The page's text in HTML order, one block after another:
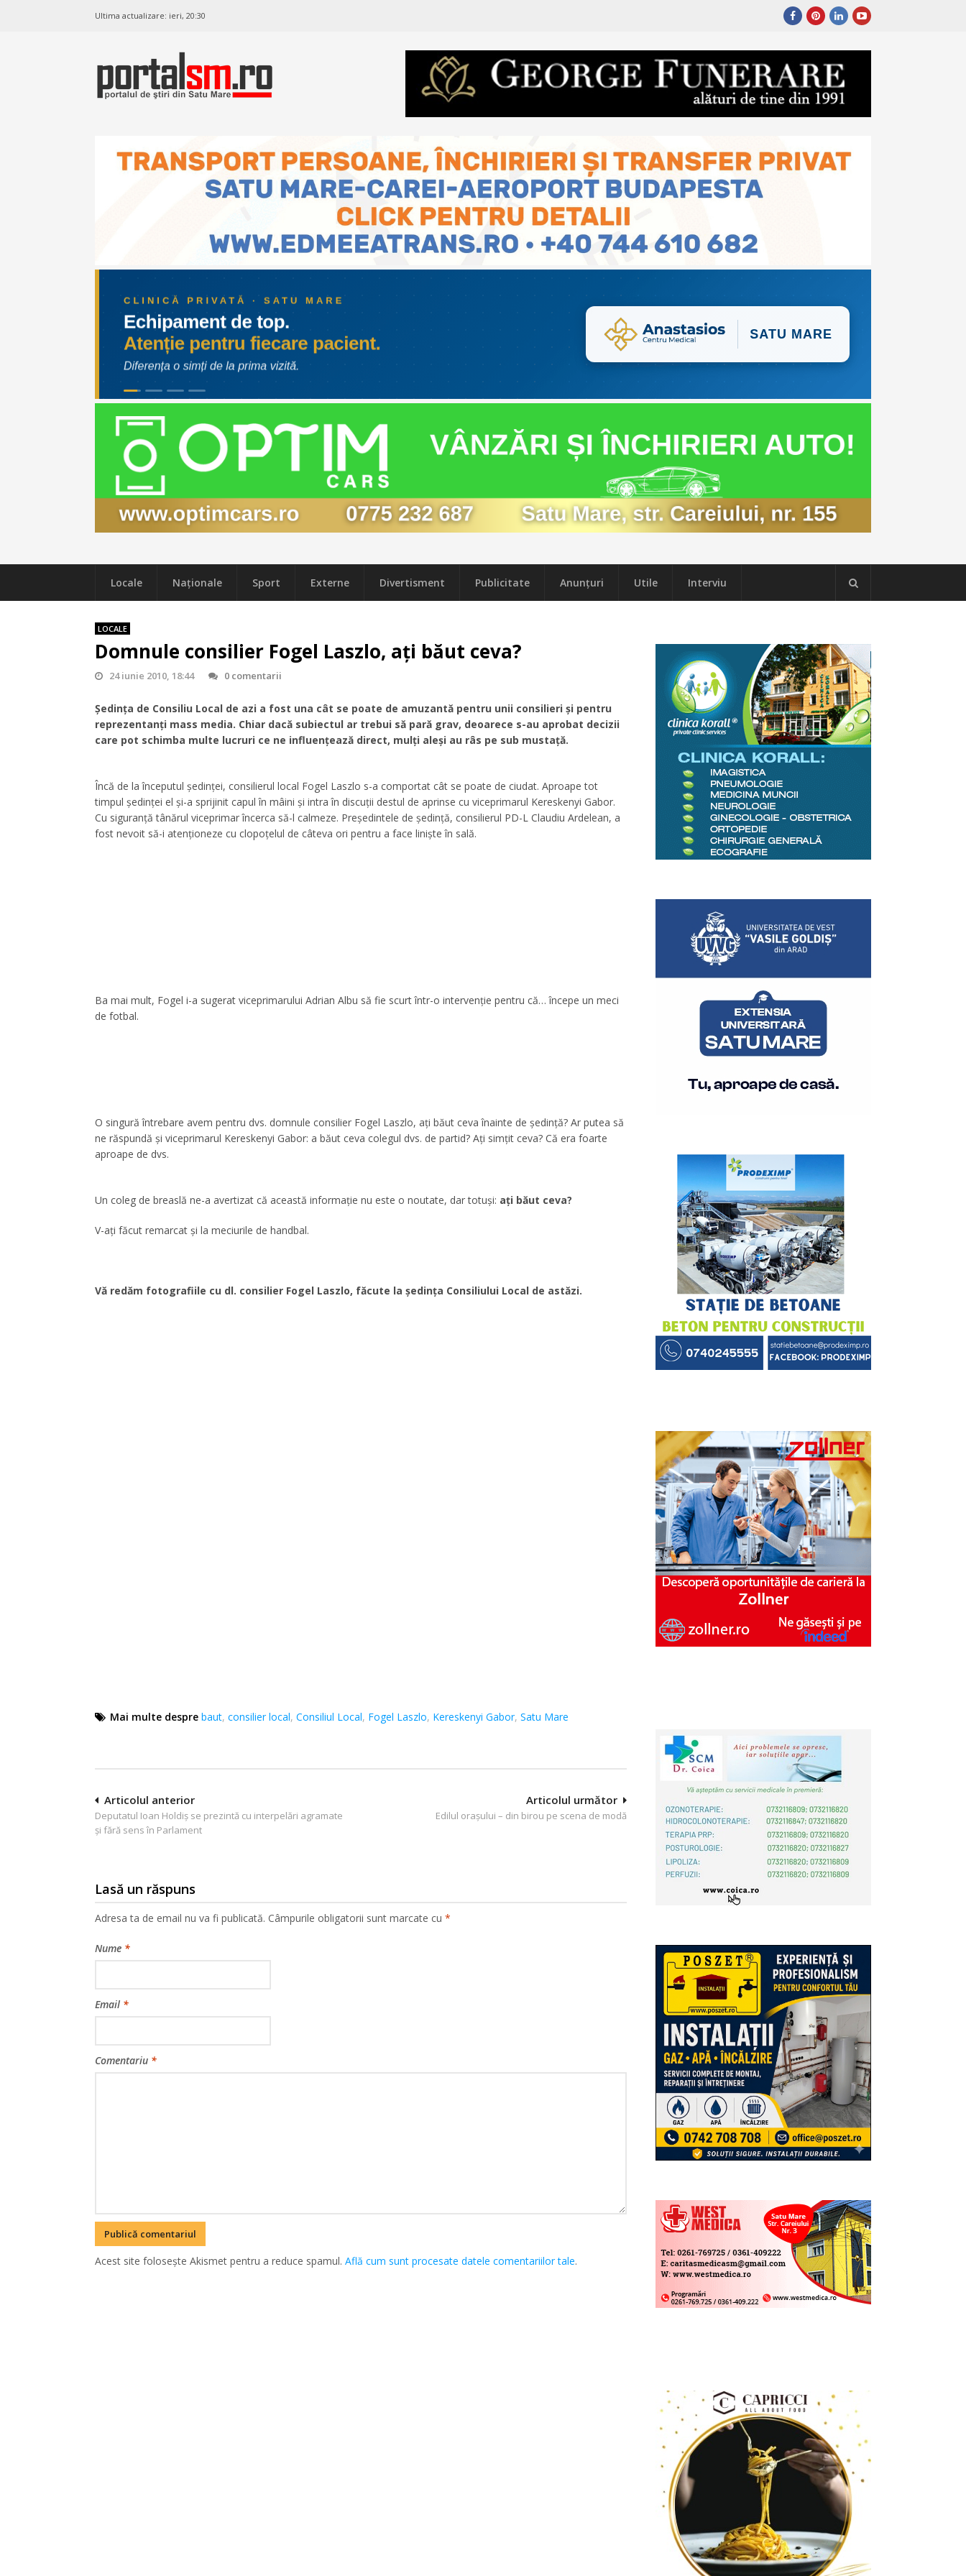
Ultima actualizare: ieri, 20:30
Locale Naţionale Sport Externe Divertisment Publicitate Anunțuri Utile Interviu
LOCALE
Domnule consilier Fogel Laszlo, aţi băut ceva?
24 iunie 2010, 18:44 0 comentarii
Şedinţa de Consiliu Local de azi a fost una cât se poate de amuzantă pentru unii consilieri şi pentru
reprezentanţi mass media. Chiar dacă subiectul ar trebui să pară grav, deoarece s-au aprobat decizii
care pot schimba multe lucruri ce ne influenţează direct, mulţi aleşi au râs pe sub mustaţă.
Încă de la începutul şedinţei, consilierul local Fogel Laszlo s-a comportat cât se poate de ciudat. Aproape tot
timpul şedinţei el şi-a sprijinit capul în mâini şi intra în discuţii destul de aprinse cu viceprimarul Kereskenyi Gabor.
Cu siguranţă tânărul viceprimar încerca să-l calmeze. Preşedintele de şedinţă, consilierul PD-L Claudiu Ardelean, a
fost nevoit să-i atenţioneze cu clopoţelul de câteva ori pentru a face linişte în sală.
Ba mai mult, Fogel i-a sugerat viceprimarului Adrian Albu să fie scurt într-o intervenţie pentru că… începe un meci
de fotbal.
O singură întrebare avem pentru dvs. domnule consilier Fogel Laszlo, aţi băut ceva înainte de şedinţă? Ar putea să
ne răspundă şi viceprimarul Kereskenyi Gabor: a băut ceva colegul dvs. de partid? Aţi simţit ceva? Că era foarte
aproape de dvs.
Un coleg de breaslă ne-a avertizat că această informaţie nu este o noutate, dar totuşi: aţi băut ceva?
V-aţi făcut remarcat şi la meciurile de handbal.
Vă redăm fotografiile cu dl. consilier Fogel Laszlo, făcute la şedinţa Consiliului Local de astăzi.
Mai multe despre baut, consilier local, Consiliul Local, Fogel Laszlo, Kereskenyi Gabor, Satu Mare
Navigare
în
Articolul următor
Edilul oraşului – din birou pe scena de modă
Articolul anterior
Deputatul Ioan Holdiş se prezintă cu interpelări agramate
şi fără sens în Parlament
Lasă un răspuns
Adresa ta de email nu va fi publicată. Câmpurile obligatorii sunt marcate cu *
Nume *
Email *
Comentariu *
Acest site folosește Akismet pentru a reduce spamul. Află cum sunt procesate datele comentariilor tale.